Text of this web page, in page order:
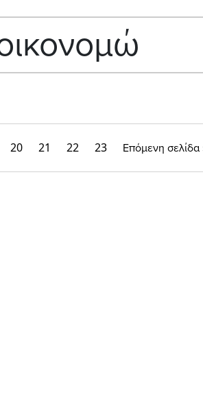
20 21 22 23 Επόμενη σελίδα